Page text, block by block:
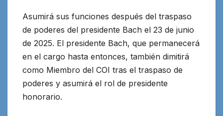
Asumirá sus funciones después del traspaso
de poderes del presidente Bach el 23 de junio
de 2025. El presidente Bach, que permanecerá
en el cargo hasta entonces, también dimitirá
como Miembro del COI tras el traspaso de
poderes y asumirá el rol de presidente
honorario.